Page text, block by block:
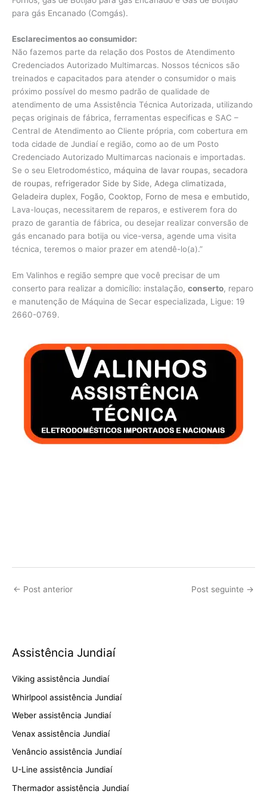
para gás Encanado (Comgás).
Esclarecimentos ao consumidor:
Não fazemos parte da relação dos Postos de Atendimento
Credenciados Autorizado Multimarcas. Nossos técnicos são
treinados e capacitados para atender o consumidor o mais
próximo possível do mesmo padrão de qualidade de
atendimento de uma Assistência Técnica Autorizada, utilizando
peças originais de fábrica, ferramentas especificas e SAC –
Central de Atendimento ao Cliente própria, com cobertura em
toda cidade de Jundiaí e região, como ao de um Posto
Credenciado Autorizado Multimarcas nacionais e importadas.
Se o seu Eletrodoméstico, máquina de lavar roupas, secadora
de roupas, refrigerador Side by Side, Adega climatizada,
Geladeira duplex, Fogão, Cooktop, Forno de mesa e embutido,
Lava-louças, necessitarem de reparos, e estiverem fora do
prazo de garantia de fábrica, ou desejar realizar conversão de
gás encanado para botija ou vice-versa, agende uma visita
técnica, teremos o maior prazer em atendê-lo(a).”
Em Valinhos e região sempre que você precisar de um
conserto para realizar a domicílio: instalação, conserto, reparo
e manutenção de Máquina de Secar especializada, Ligue: 19
2660-0769.
← Post anterior Post seguinte →
Assistência Jundiaí
Viking assistência Jundiaí
Whirlpool assistência Jundiaí
Weber assistência Jundiaí
Venax assistência Jundiaí
Venâncio assistência Jundiaí
U-Line assistência Jundiaí
Thermador assistência Jundiaí